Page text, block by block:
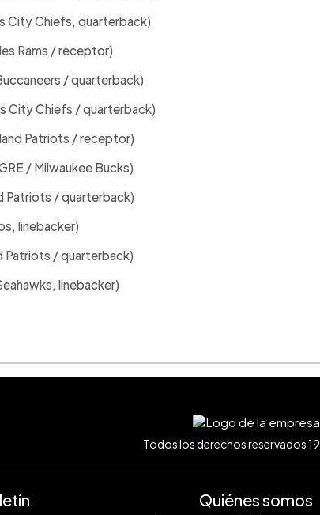
City Chiefs, quarterback)
Rams / receptor)
/ quarterback)
City Chiefs / quarterback)
Patriots / receptor)
/ Milwaukee Bucks)
Patriots / quarterback)
linebacker)
Patriots / quarterback)
linebacker)
Todos los derechos reservados
Quiénes somos